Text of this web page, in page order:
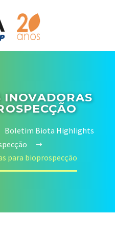
INOVADORAS
Boletim Biota Highlights
para bioprospecção